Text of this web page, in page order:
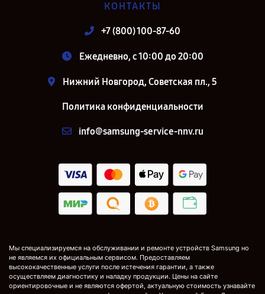
КОНТАКТЫ
+7 (800) 100-87-60
Ежедневно, с 10:00 до 20:00
Нижний Новгород, Советская пл., 5
Политика конфиденциальности
info@samsung-service-nnv.ru
Мы специализируемся на обслуживании и ремонте устройств Samsung но
не являемся их официальным сервисом. Предоставляем
высококачественные услуги после истечения гарантии, а также
осуществляем диагностику и наладку продукции. Цены на сайте
ориентировочные и не являются офертой, актуальную стоимость узнавайте